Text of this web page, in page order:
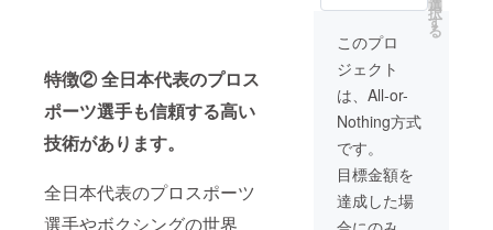
特徴② 全日本代表のプロス
ポーツ選手も信頼する高い
技術があります。
全日本代表のプロスポーツ
選手やボクシングの世界
パート
度（24
時間365
日） ※
パート
ナー制
度とは
計画か
らの進
捗管理
②生活
盤や姿
など、
本格的
な治療
を計画
せて頂
き、体
質改善
まで行
たのホームペー
ジを制作しま
す。 ・
CMS（WordPre
ss）構築費用 ・
デザインテーマ
の適用 ・ヒアリ
ングシートに
則ったサイト制
作 ・ホームペー
ジ運用のアドバ
択
す
る
このプロ
ジェクト
は、All-or-
Nothing方式
です。
目標金額を
達成した場